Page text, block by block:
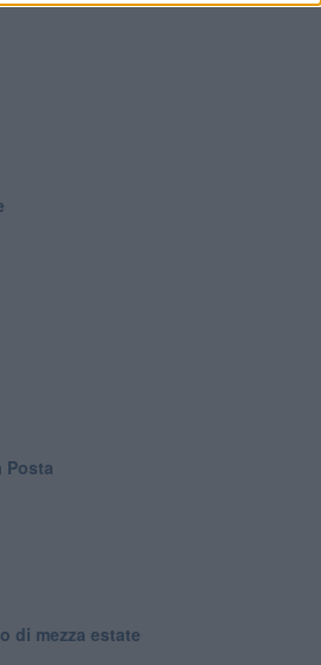
Posta
di mezza estate